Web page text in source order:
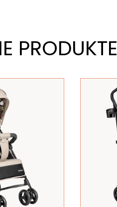
PRODUKTE